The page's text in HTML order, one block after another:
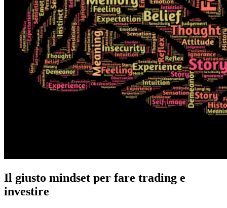
Il giusto mindset per fare trading e
investire